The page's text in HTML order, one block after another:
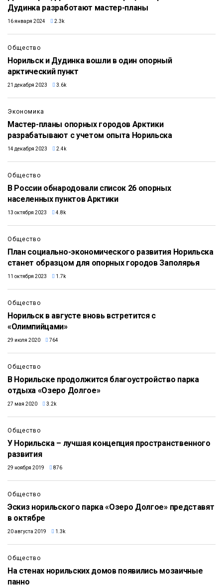
Дудинка разработают мастер-планы
16 января 2024 2.3k
Общество
Норильск и Дудинка вошли в один опорный
арктический пункт
21 декабря 2023 3.6k
Экономика
Мастер-планы опорных городов Арктики
разрабатывают с учетом опыта Норильска
14 декабря 2023 2.4k
Общество
В России обнародовали список 26 опорных
населенных пунктов Арктики
13 октября 2023 4.8k
Общество
План социально-экономического развития Норильска
станет образцом для опорных городов Заполярья
11 октября 2023 1.7k
Общество
Норильск в августе вновь встретится с
«Олимпийцами»
29 июля 2020 764
Общество
В Норильске продолжится благоустройство парка
отдыха «Озеро Долгое»
27 мая 2020 3.2k
Общество
У Норильска – лучшая концепция пространственного
развития
29 ноября 2019 876
Общество
Эскиз норильского парка «Озеро Долгое» представят
в октябре
20 августа 2019 1.3k
Общество
На стенах норильских домов появились мозаичные
панно